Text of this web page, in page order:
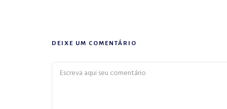
DEIXE UM COMENTÁRIO